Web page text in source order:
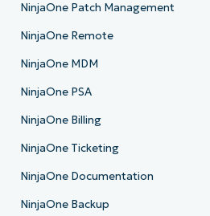
NinjaOne Patch Management
NinjaOne Remote
NinjaOne MDM
NinjaOne PSA
NinjaOne Billing
NinjaOne Ticketing
NinjaOne Documentation
NinjaOne Backup